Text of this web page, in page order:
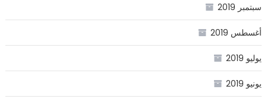
سبتمبر 2019
أغسطس 2019
يوليو 2019
يونيو 2019